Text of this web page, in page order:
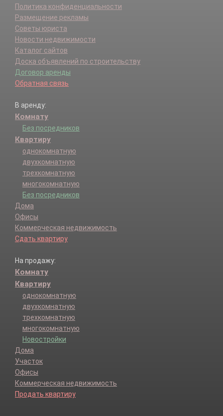
Политика конфиденциальности
Размещение рекламы
Советы юриста
Новости недвижимости
Каталог сайтов
Доска объявлений по строительству
Договор аренды
Обратная связь
В аренду:
Комнату
Без посредников
Квартиру
однокомнатную
двухкомнатную
трехкомнатную
многокомнатную
Без посредников
Дома
Офисы
Коммерческая недвижимость
Сдать квартиру
На продажу:
Комнату
Квартиру
однокомнатную
двухкомнатную
трехкомнатную
многокомнатную
Новостройки
Дома
Участок
Офисы
Коммерческая недвижимость
Продать квартиру